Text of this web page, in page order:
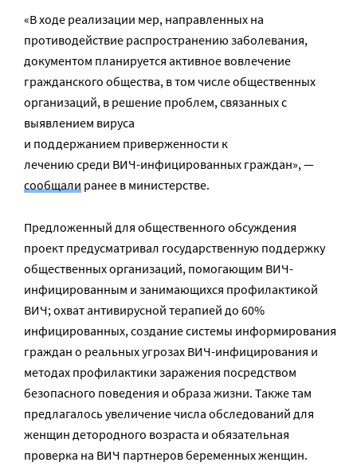
«В ходе реализации мер, направленных на
противодействие распространению заболевания,
документом планируется активное вовлечение
гражданского общества, в том числе общественных
организаций, в решение проблем, связанных с
выявлением вируса
и поддержанием приверженности к
лечению среди ВИЧ-инфицированных граждан», —
сообщали ранее в министерстве.
Предложенный для общественного обсуждения
проект предусматривал государственную поддержку
общественных организаций, помогающим ВИЧ-
инфицированным и занимающихся профилактикой
ВИЧ; охват антивирусной терапией до 60%
инфицированных, создание системы информирования
граждан о реальных угрозах ВИЧ-инфицирования и
методах профилактики заражения посредством
безопасного поведения и образа жизни. Также там
предлагалось увеличение числа обследований для
женщин детородного возраста и обязательная
проверка на ВИЧ партнеров беременных женщин.